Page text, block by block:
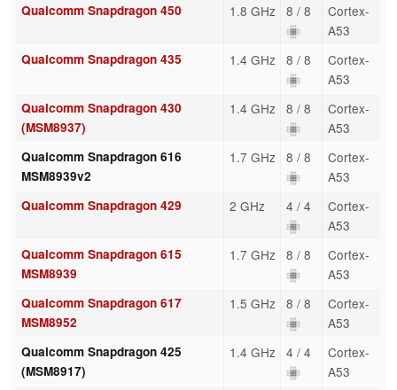
Qualcomm Snapdragon 450 1.8 GHz 8 / 8
Cortex-
A53
Qualcomm Snapdragon 435 1.4 GHz 8 / 8
Cortex-
A53
Qualcomm Snapdragon 430
(MSM8937)
1.4 GHz 8 / 8
Cortex-
A53
Qualcomm Snapdragon 616
MSM8939v2
1.7 GHz 8 / 8
Cortex-
A53
Qualcomm Snapdragon 429 2 GHz 4 / 4
Cortex-
A53
Qualcomm Snapdragon 615
MSM8939
1.7 GHz 8 / 8
Cortex-
A53
Qualcomm Snapdragon 617
MSM8952
1.5 GHz 8 / 8
Cortex-
A53
Qualcomm Snapdragon 425
(MSM8917)
1.4 GHz 4 / 4
Cortex-
A53